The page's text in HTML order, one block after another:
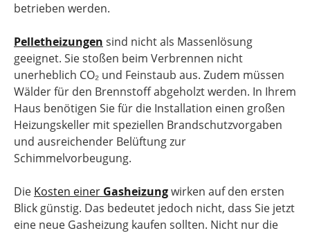
betrieben werden.
Pelletheizungen sind nicht als Massenlösung
geeignet. Sie stoßen beim Verbrennen nicht
unerheblich CO₂ und Feinstaub aus. Zudem müssen
Wälder für den Brennstoff abgeholzt werden. In Ihrem
Haus benötigen Sie für die Installation einen großen
Heizungskeller mit speziellen Brandschutzvorgaben
und ausreichender Belüftung zur
Schimmelvorbeugung.
Die Kosten einer Gasheizungwirken auf den ersten
Blick günstig. Das bedeutet jedoch nicht, dass Sie jetzt
eine neue Gasheizung kaufen sollten. Nicht nur die